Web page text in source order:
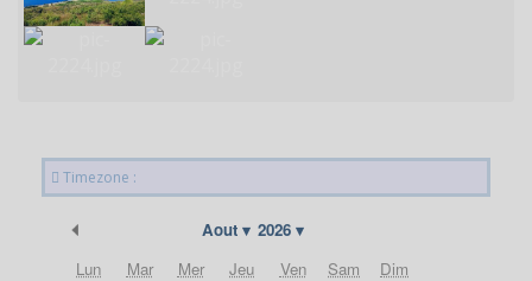
Timezone :
Aout 2026
Lun Mar Mer Jeu Ven Sam Dim